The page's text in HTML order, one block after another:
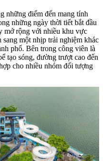
những điểm đến mang tính
những ngày thời tiết bắt đầu
mở rộng với nhiều khu vực
một nhịp trải nghiệm khác
phố. Bên trong công viên là
tạo sóng, đường trượt cao đến
cho nhiều nhóm đối tượng